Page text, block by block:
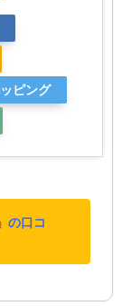
ピング
の口コ